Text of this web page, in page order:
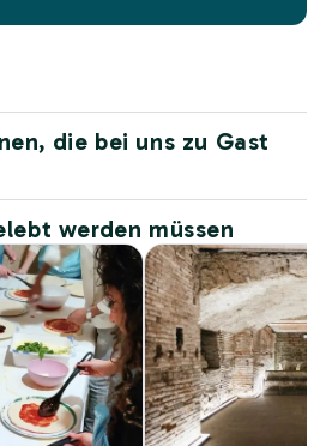
die bei uns zu Gast
werden müssen